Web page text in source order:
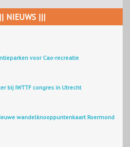
NIEUWS |||
voor Cao-recreatie
bij IWTTF congres in Utrecht
wandelknooppuntenkaart Roermond